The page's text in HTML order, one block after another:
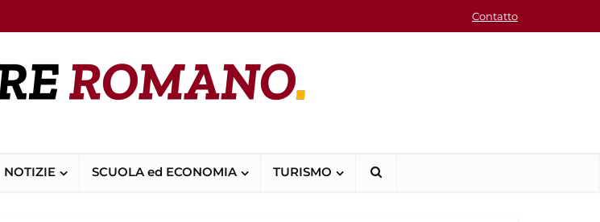
Contatto
NOTIZIE SCUOLA ed ECONOMIA TURISMO